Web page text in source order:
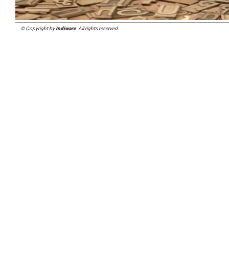
© Copyright byIndiware. All rights reserved.